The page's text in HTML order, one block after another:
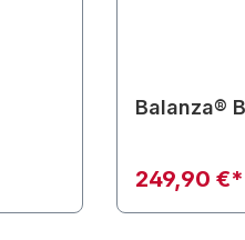
Balanza®
249,90 €*